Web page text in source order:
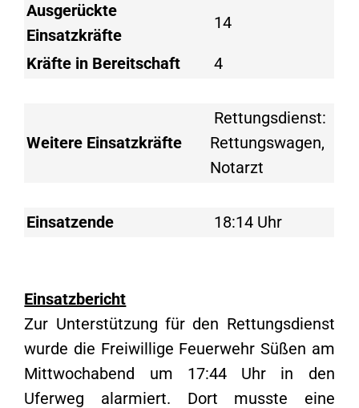
Ausgerückte
Einsatzkräfte
14
Kräfte in Bereitschaft 4
Weitere Einsatzkräfte
Rettungsdienst:
Rettungswagen,
Notarzt
Einsatzende 18:14 Uhr
Einsatzbericht
Zur Unterstützung für den Rettungsdienst
wurde die Freiwillige Feuerwehr Süßen am
Mittwochabend um 17:44 Uhr in den
Uferweg alarmiert. Dort musste eine